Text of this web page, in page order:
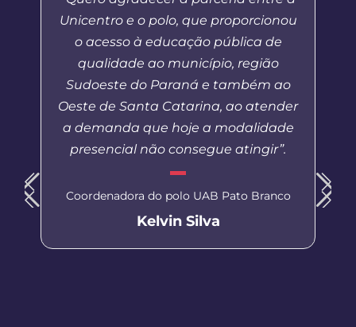
Unicentro e o polo, que proporcionou
o acesso à educação pública de
qualidade ao município, região
Sudoeste do Paraná e também ao
Oeste de Santa Catarina, ao atender
a demanda que hoje a modalidade
presencial não consegue atingir”.
Coordenadora do polo UAB Pato Branco
Kelvin Silva